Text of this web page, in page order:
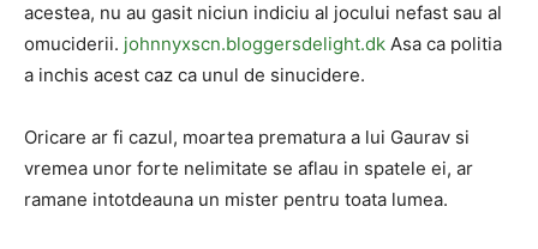
acestea, nu au gasit niciun indiciu al jocului nefast sau al
omuciderii. johnnyxscn.bloggersdelight.dk Asa ca politia
a inchis acest caz ca unul de sinucidere.
Oricare ar fi cazul, moartea prematura a lui Gaurav si
vremea unor forte nelimitate se aflau in spatele ei, ar
ramane intotdeauna un mister pentru toata lumea.